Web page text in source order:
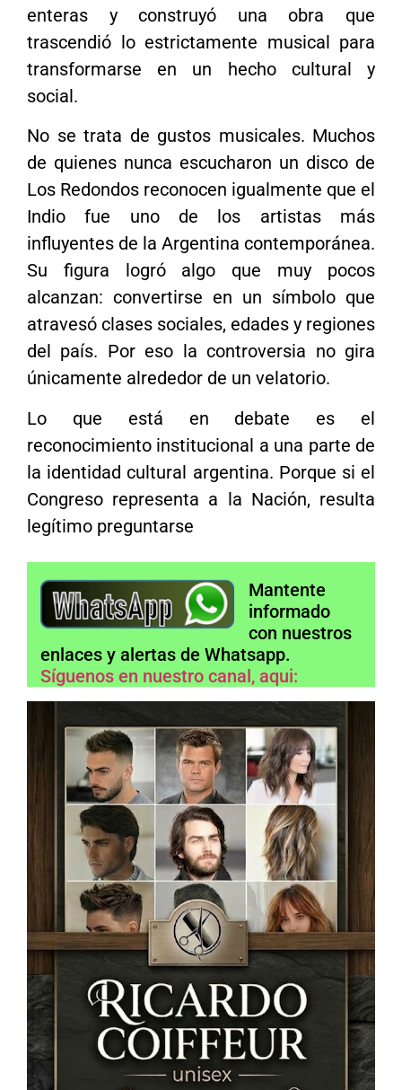
enteras y construyó una obra que
trascendió lo estrictamente musical para
transformarse en un hecho cultural y
social.
No se trata de gustos musicales. Muchos
de quienes nunca escucharon un disco de
Los Redondos reconocen igualmente que el
Indio fue uno de los artistas más
influyentes de la Argentina contemporánea.
Su figura logró algo que muy pocos
alcanzan: convertirse en un símbolo que
atravesó clases sociales, edades y regiones
del país. Por eso la controversia no gira
únicamente alrededor de un velatorio.
Lo que está en debate es el
reconocimiento institucional a una parte de
la identidad cultural argentina. Porque si el
Congreso representa a la Nación, resulta
legítimo preguntarse
Mantente
informado
con nuestros
enlaces y alertas de Whatsapp.
Síguenos en nuestro canal, aqui: